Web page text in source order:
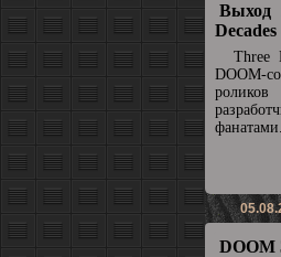
Выход
Three
DOOM-
DOOM